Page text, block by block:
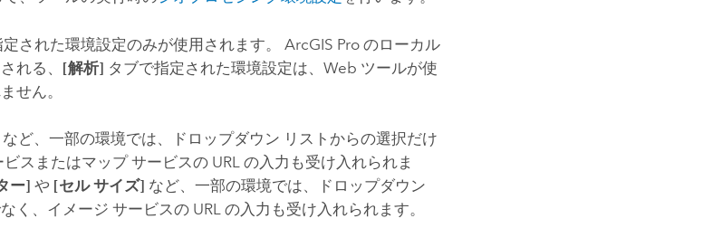
定された環境設定のみが使用されます。ArcGIS Pro のローカル
れる、 [解析] タブで指定された環境設定は、Web ツールが使
せん。
など、一部の環境では、ドロップダウン リストからの選択だけ
スまたはマップ サービスの URL の入力も受け入れられま
ー] や [セル サイズ] など、一部の環境では、ドロップダウン
く、イメージ サービスの URL の入力も受け入れられます。